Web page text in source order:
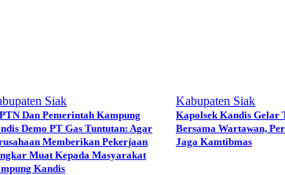
Siak
Dan Pemerintah Kampung
Demo PT Gas Tuntutan: Agar
Memberikan Pekerjaan
Muat Kepada Masyarakat
Kandis
Kabupaten Siak
Kapolsek Kandis Gelar
Bersama Wartawan,
Jaga Kamtibmas